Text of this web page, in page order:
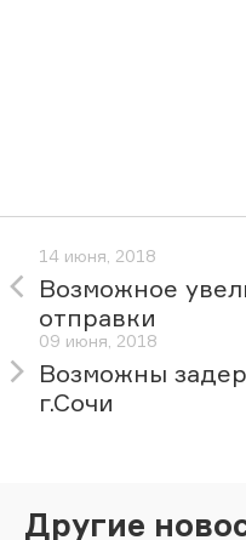
14 июня, 2018
Возможное
отправки
09 июня, 2018
Возможны
г.Сочи
Другие